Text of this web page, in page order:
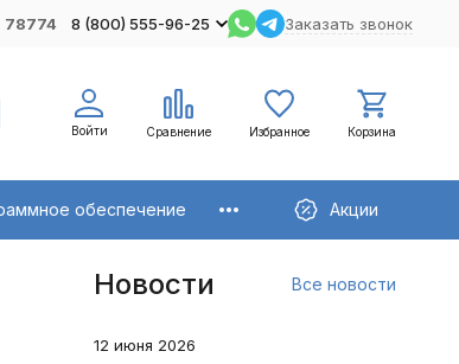
78774 8 (800) 555-96-25 Заказать звонок
Войти Сравнение Избранное Корзина
обеспечение Акции
Новости Все новости
12 июня 2026